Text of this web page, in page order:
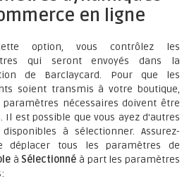
en ligne
option, vous contrôlez les
qui seront envoyés dans la
de Barclaycard. Pour que les
soient transmis à votre boutique,
paramètres nécessaires doivent être
Il est possible que vous ayez d'autres
à sélectionner. Assurez-
déplacer tous les paramètres de
à Sélectionné à part les paramètres